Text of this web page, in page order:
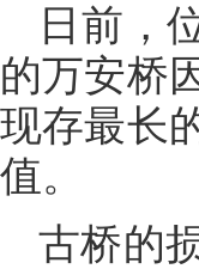
日前，
的万安桥
现存最长
值。
古桥的